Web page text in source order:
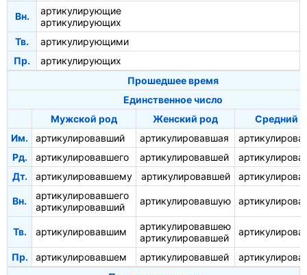
Вн.
артикулирующие
артикулирующих
Тв.
артикулирующими
Пр.
артикулирующих
Прошедшее время
Единственное число
Мужской род
Женский род
Средний
Им.
артикулировавший артикулировавшая
Рд.
артикулировавшего артикулировавшей
Дт.
артикулировавшему артикулировавшей
Вн.
артикулировавшего
артикулировавший
артикулировавшую
Тв. артикулировавшим
артикулировавшею
артикулировавшей
Пр. артикулировавшем артикулировавшей